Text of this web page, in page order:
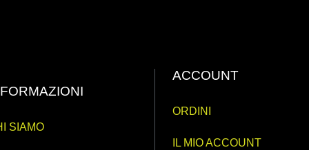
SIAMO
ACCOUNT
ORDINI
IL MIO ACCOUNT